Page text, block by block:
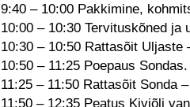
9:40 – 10:00 Pakkimine,
10:00 – 10:30 Tervituskõned ja
10:30 – 10:50 Rattasõit
10:50 – 11:25 Poepaus Sondas.
11:25 – 11:50 Rattasõit Sonda
11:50 – 12:35 Peatus Kiviõli